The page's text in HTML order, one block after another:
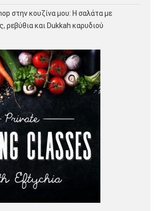
στην κουζίνα μου: Η σαλάτα με
ρεβύθια και Dukkah καρυδιού